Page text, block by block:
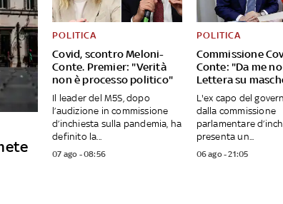
Covid, scontro Meloni-
Conte. Premier: "Verità
non è processo politico"
POLITICA
Il leader del M5S, dopo
l’audizione in commissione
d’inchiesta sulla pandemia, ha
definito la...
07 ago - 08:56
Commissione
Conte: "Da me
Lettera su
POLITICA
L'ex capo del
dalla commissione
parlamentare
presenta un...
06 ago - 21:05